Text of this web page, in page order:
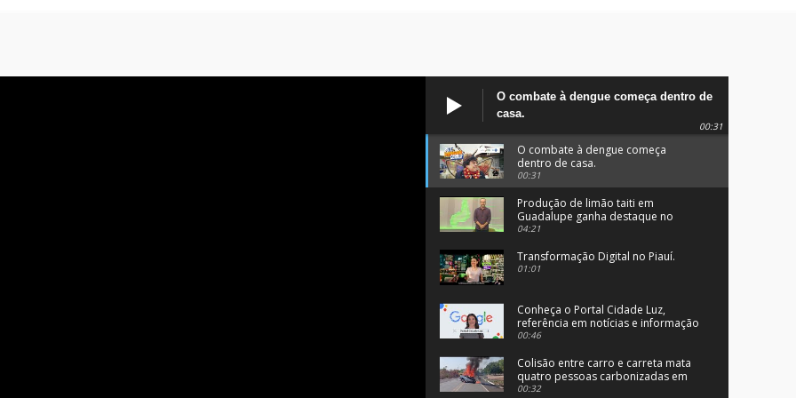
O combate à dengue começa dentro de
casa.
00:31
O combate à dengue começa
dentro de casa.
00:31
Produção de limão taiti em
Guadalupe ganha destaque no
programa Clube Rural.
04:21
Transformação Digital no Piauí.
01:01
Conheça o Portal Cidade Luz,
referência em notícias e informação
no Sul do Piauí.
00:46
Colisão entre carro e carreta mata
quatro pessoas carbonizadas em
Angical, no Piauí.
00:32